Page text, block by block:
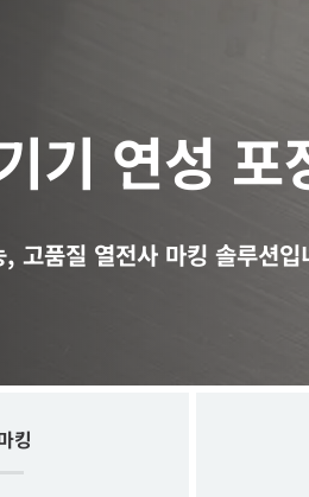
기 연성 포
고품질 열전사 마킹 솔루션입
킹